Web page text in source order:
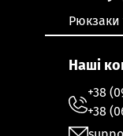
Рюкзаки
Наші
+38
+38